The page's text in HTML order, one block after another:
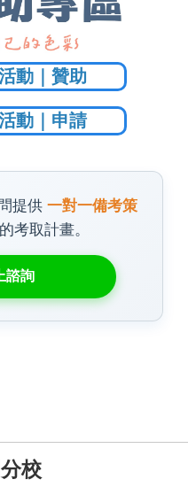
動｜贊助
動｜申請
提供 一對一備考策
考取計畫。
諮詢
校